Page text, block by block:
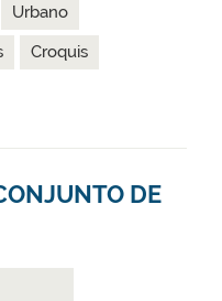
Urbano
Croquis
DE